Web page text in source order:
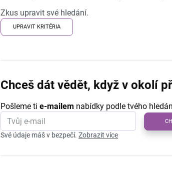
Zkus upravit své hledání.
UPRAVIT KRITÉRIA
Chceš dát vědět, když v okolí
Pošleme ti e-mailem nabídky podle tvého
Své údaje máš v bezpečí. Zobrazit více